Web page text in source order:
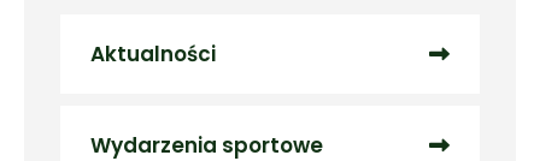
Aktualności
Wydarzenia sportowe